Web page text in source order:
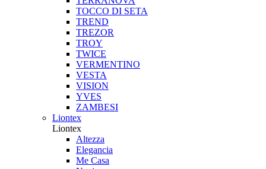
TOCCO DI SETA
TREND
TREZOR
TROY
TWICE
VERMENTINO
VESTA
VISION
YVES
ZAMBESI
Liontex
Liontex
Altezza
Elegancia
Me Casa